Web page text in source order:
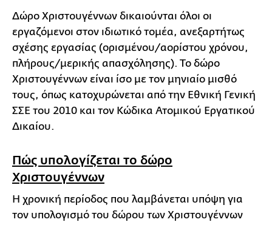
Δώρο Χριστουγέννων δικαιούνται όλοι οι
εργαζόμενοι στον ιδιωτικό τομέα, ανεξαρτήτως
σχέσης εργασίας (ορισμένου/αορίστου χρόνου,
πλήρους/μερικής απασχόλησης). Το δώρο
Χριστουγέννων είναι ίσο με τον μηνιαίο μισθό
τους, όπως κατοχυρώνεται από την Εθνική Γενική
ΣΣΕ του 2010 και τον Κώδικα Ατομικού Εργατικού
Δικαίου.
Πώς υπολογίζεται το δώρο
Χριστουγέννων
Η χρονική περίοδος που λαμβάνεται υπόψη για
τον υπολογισμό του δώρου των Χριστουγέννων